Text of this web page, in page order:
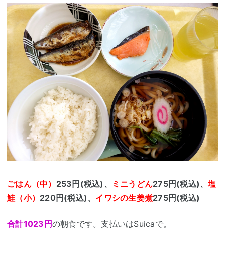
ごはん（中） 253円(税込)、 ミニうどん275円(税込)、塩
鮭（小） 220円(税込)、 イワシの生姜煮275円(税込)
合計1023円の朝食です。支払いはSuicaで。